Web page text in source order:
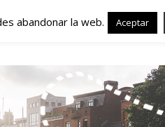
en
abandonar la web. Aceptar